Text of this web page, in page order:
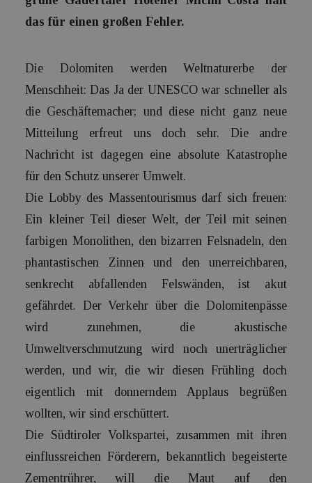
das für einen großen Fehler.
Die Dolomiten werden Weltnaturerbe der
Menschheit: Das Ja der UNESCO war schneller als
die Geschäftemacher; und diese nicht ganz neue
Mitteilung erfreut uns doch sehr. Die andre
Nachricht ist dagegen eine absolute Katastrophe
für den Schutz unserer Umwelt.
Die Lobby des Massentourismus darf sich freuen:
Ein kleiner Teil dieser Welt, der Teil mit seinen
farbigen Monolithen, den bizarren Felsnadeln, den
phantastischen Zinnen und den unerreichbaren,
senkrecht abfallenden Felswänden, ist akut
gefährdet. Der Verkehr über die Dolomitenpässe
wird zunehmen, die akustische
Umweltverschmutzung wird noch unerträglicher
werden, und wir, die wir diesen Frühling doch
eigentlich mit donnerndem Applaus begrüßen
wollten, wir sind erschüttert.
Die Südtiroler Volkspartei, zusammen mit ihren
einflussreichen Förderern, bekanntlich begeisterte
Zementrührer, will die Maut auf den